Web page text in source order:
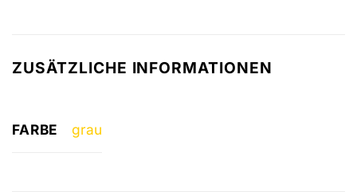
ZUSÄTZLICHE INFORMATIONEN
FARBE grau